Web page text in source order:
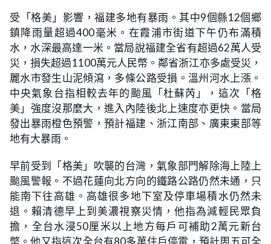
0
%
受「格美」影響，福建多地有暴雨。其中9個縣12個鄉
鎮降雨量超過400毫米。在霞浦市街道下午仍布滿積
水，水深最高達一米。當局說福建全省有超過62萬人受
災，損失超過1100萬元人民幣。鄰省浙江亦多處受災，
麗水市發生山泥傾瀉，多條公路受損。溫州河水上漲。
中央氣象台指相較去年的颱風「杜蘇芮」，這次「格
美」強度沒那麼大，進入內陸後北上速度亦更快。當局
發出暴雨橙色預警，預計福建、浙江南部、廣東東部等
地有大暴雨。
早前受到「格美」吹襲的台灣，氣象部門解除海上陸上
颱風警報。不過花蓮向北方向的鐵路公路仍然未通，只
能南下往高雄。高雄很多地下室及停車場積水仍然未
退。賴清德早上到美濃視察災情，他指為減輕民眾負
擔，全台水浸50厘米以上地方每戶可補助2萬元新台
幣。他又指這次全台有80多萬住戶停電，預計周五可全